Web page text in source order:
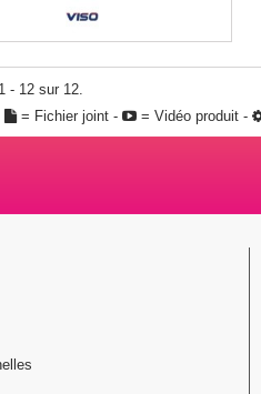
- 12 sur 12.
= Fichier joint - = Vidéo produit -